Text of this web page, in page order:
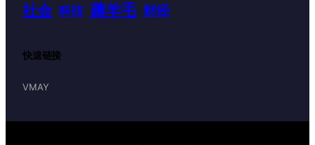
社会 科技 薅羊毛 财经
快速链接
VMAY